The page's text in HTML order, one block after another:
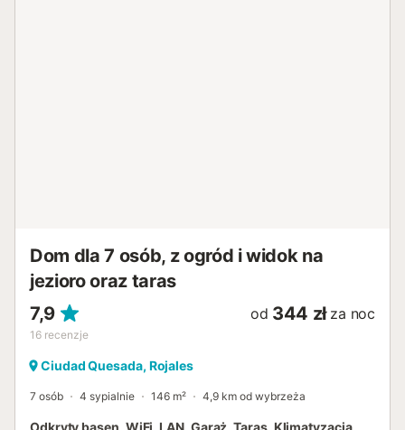
Dom dla 7 osób, z ogród i widok na
jezioro oraz taras
7,9
16 recenzje
od 344 zł za noc
Ciudad Quesada, Rojales
7 osób 4 sypialnie 146 m² 4,9 km od wybrzeża
Odkryty basen, WiFi, LAN, Garaż, Taras, Klimatyzacja,